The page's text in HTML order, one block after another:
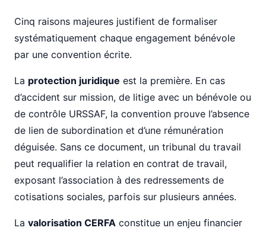
Cinq raisons majeures justifient de formaliser
systématiquement chaque engagement bénévole
par une convention écrite.
La protection juridique est la première. En cas
d’accident sur mission, de litige avec un bénévole ou
de contrôle URSSAF, la convention prouve l’absence
de lien de subordination et d’une rémunération
déguisée. Sans ce document, un tribunal du travail
peut requalifier la relation en contrat de travail,
exposant l’association à des redressements de
cotisations sociales, parfois sur plusieurs années.
La valorisation CERFA constitue un enjeu financier